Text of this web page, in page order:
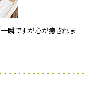
瞬ですが心が癒されま